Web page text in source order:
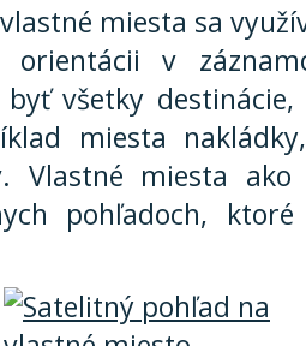
miesta sa
v
všetky
miesta
Vlastné miesta
pohľadoch,